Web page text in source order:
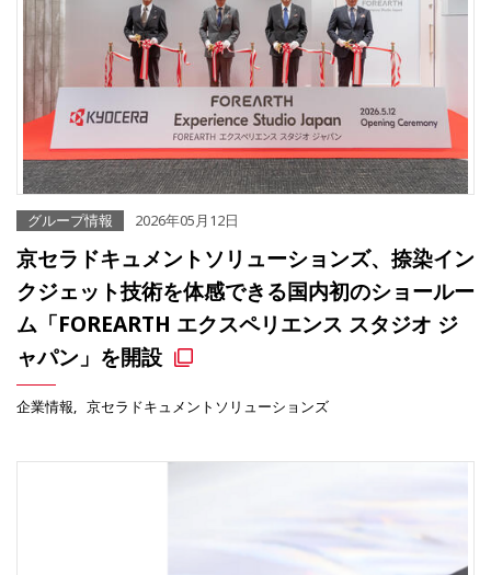
グループ情報 2026年05月12日
京セラドキュメントソリューションズ、捺染イン
クジェット技術を体感できる国内初のショールー
ム「FOREARTH エクスペリエンス スタジオ ジ
ャパン」を開設
企業情報 京セラドキュメントソリューションズ